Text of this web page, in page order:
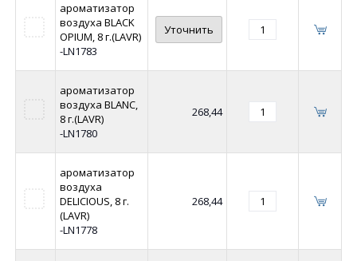
ароматизатор
воздуха BLACK
OPIUM, 8 г.(LAVR)
-LN1783
Уточнить
ароматизатор
воздуха BLANC,
8 г.(LAVR)
-LN1780
268,44
ароматизатор
воздуха
DELICIOUS, 8 г.
(LAVR)
-LN1778
268,44